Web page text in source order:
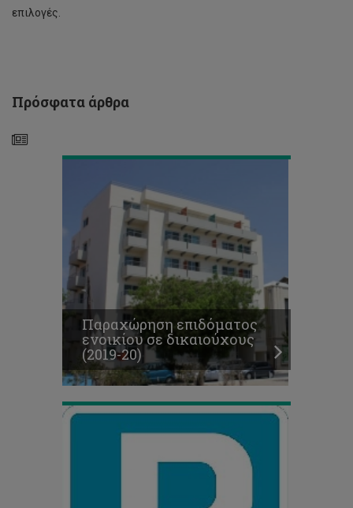
επιλογές.
Πρόσφατα άρθρα
δικαιούχους
(2019-
Παραχώρηση επιδόματος
ενοικίου σε δικαιούχους
(2019-20)
Διαθέσιμοι
χώροι
στάθμευσης
στα
κτίρια
φοιτητικών
εστιών
(2019-
20)